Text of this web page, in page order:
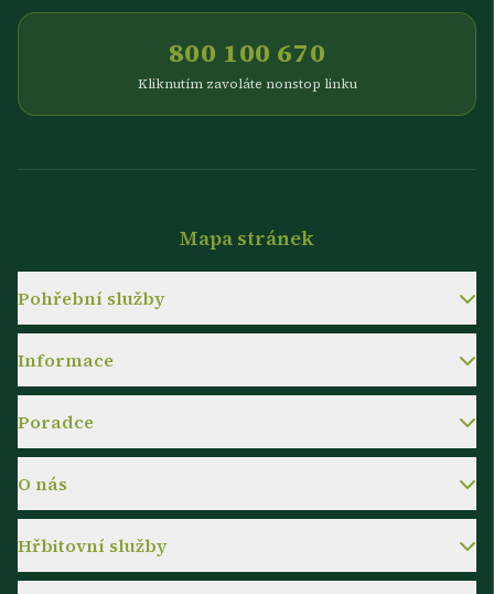
800 100 670
Kliknutím zavoláte nonstop linku
Mapa stránek
Pohřební služby
Informace
Poradce
O nás
Hřbitovní služby